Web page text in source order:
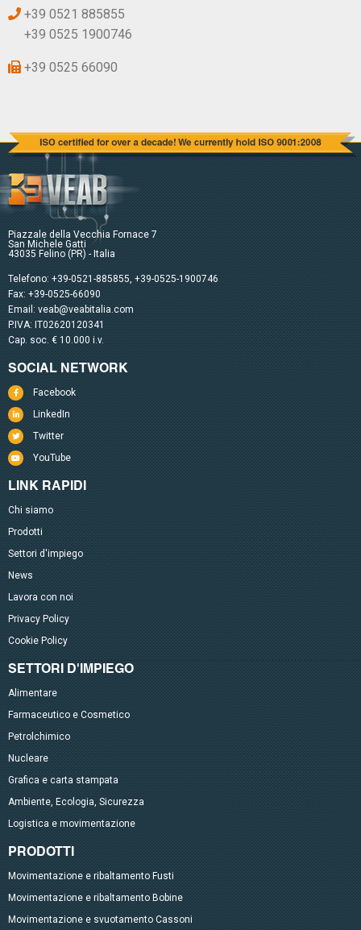
+39 0521 885855
+39 0525 1900746
+39 0525 66090
Piazzale della Vecchia Fornace 7
San Michele Gatti
43035 Felino (PR) - Italia
Telefono: +39-0521-885855 +39-0525-1900746
Fax: +39-0525-66090
Email: veab@veabitalia.com
P.IVA: IT02620120341
Cap. soc. € 10.000 i.v.
SOCIAL NETWORK
Facebook
LinkedIn
Twitter
YouTube
LINK RAPIDI
Chi siamo
Prodotti
Settori d'impiego
News
Lavora con noi
Privacy Policy
Cookie Policy
SETTORI D'IMPIEGO
Alimentare
Farmaceutico e Cosmetico
Petrolchimico
Nucleare
Grafica e carta stampata
Ambiente, Ecologia, Sicurezza
Logistica e movimentazione
PRODOTTI
Movimentazione e ribaltamento Fusti
Movimentazione e ribaltamento Bobine
Movimentazione e svuotamento Cassoni